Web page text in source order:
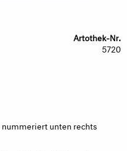
Artothek-Nr.
5720
unten rechts